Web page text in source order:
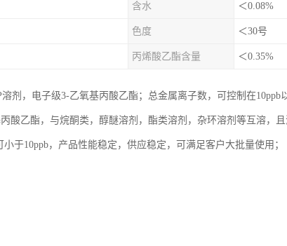
含水 ＜0.08%
色度 ＜30号
丙烯酸乙酯含量 ＜0.35%
剂，电子级3-乙氧基丙酸乙酯；总金属离子数，可控制在10ppb
酸乙酯，与烷酮类，醇醚溶剂，酯类溶剂，杂环溶剂等互溶，
于10ppb，产品性能稳定，供应稳定，可满足客户大批量使用；